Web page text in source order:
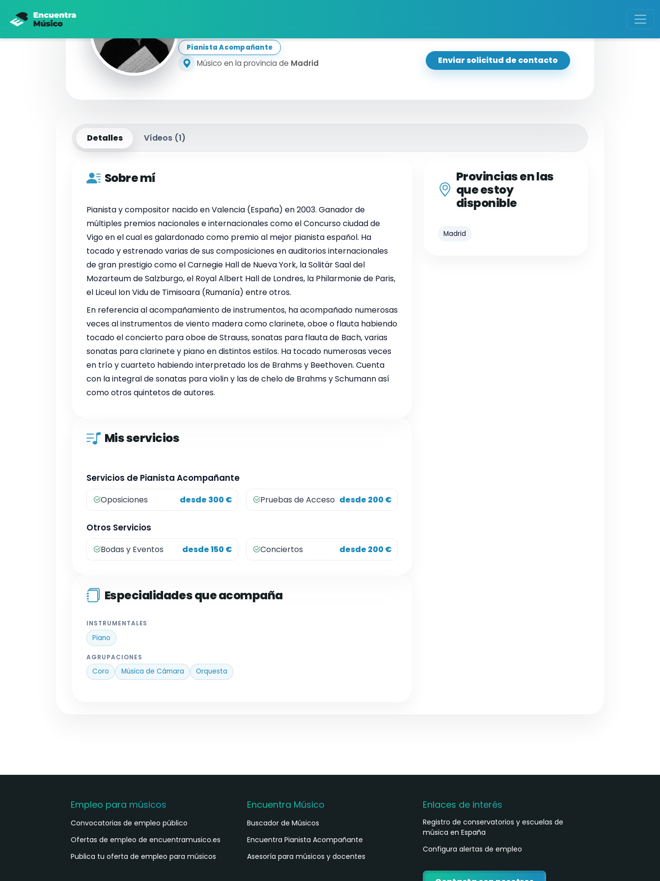
Pianista Acompañante
Músico en la provincia de Madrid Enviar solicitud de contacto
Detalles Vídeos (1)
Sobre mí
Pianista y compositor nacido en Valencia (España) en 2003. Ganador de
múltiples premios nacionales e internacionales como el Concurso ciudad de
Vigo en el cual es galardonado como premio al mejor pianista español. Ha
tocado y estrenado varias de sus composiciones en auditorios internacionales
de gran prestigio como el Carnegie Hall de Nueva York, la Solitär Saal del
Mozarteum de Salzburgo, el Royal Albert Hall de Londres, la Philarmonie de Paris,
el Liceul Ion Vidu de Timisoara (Rumanía) entre otros.
En referencia al acompañamiento de instrumentos, ha acompañado numerosas
veces al instrumentos de viento madera como clarinete, oboe o flauta habiendo
tocado el concierto para oboe de Strauss, sonatas para flauta de Bach, varias
sonatas para clarinete y piano en distintos estilos. Ha tocado numerosas veces
en trío y cuarteto habiendo interpretado los de Brahms y Beethoven. Cuenta
con la integral de sonatas para violin y las de chelo de Brahms y Schumann así
como otros quintetos de autores.
Mis servicios
Servicios de Pianista Acompañante
Oposiciones desde 300 € Pruebas de Acceso desde 200 €
Otros Servicios
Bodas y Eventos desde 150 € Conciertos desde 200 €
Especialidades que acompaña
INSTRUMENTALES
Piano
AGRUPACIONES
Coro Música de Cámara Orquesta
Provincias en las
que estoy
disponible
Madrid
Empleo para músicos
Convocatorias de empleo público
Ofertas de empleo de encuentramusico.es
Publica tu oferta de empleo para músicos
Encuentra Músico
Buscador de Músicos
Encuentra Pianista Acompañante
Asesoría para músicos y docentes
Enlaces de interés
Registro de conservatorios y escuelas de
música en España
Configura alertas de empleo